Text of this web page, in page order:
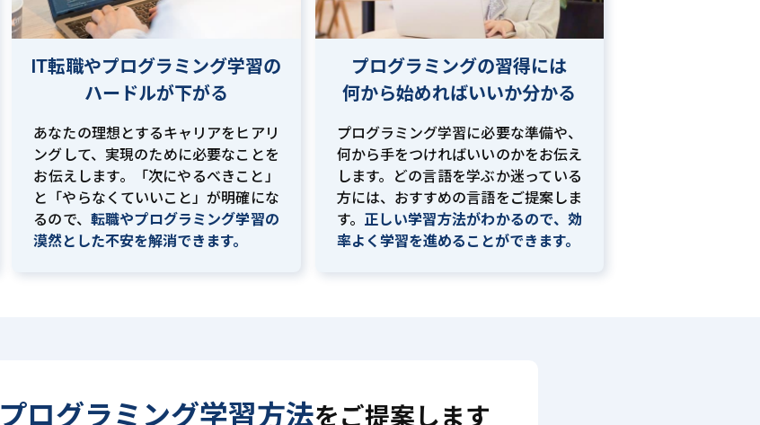
IT転職やプログラミング学習の
ハードルが下がる
あなたの理想とするキャリアをヒアリ
ングして、実現のために必要なことを
お伝えします。「次にやるべきこと」
と「やらなくていいこと」が明確にな
るので、 転職やプログラミング学習の
漠然とした不安を解消できます。
プログラミングの習得には
何から始めればいいか分かる
プログラミング学習に必要な準備や、
何から手をつければいいのかをお伝え
します。どの言語を学ぶか迷っている
方には、おすすめの言語をご提案しま
す。 正しい学習方法がわかるので、効
率よく学習を進めることができます。
プログラミング学習方法をご提案します